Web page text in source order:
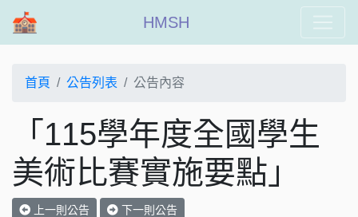
HMSH
首頁 公告列表 公告內容
「115學年度全國學生
美術比賽實施要點」
上一則公告 下一則公告